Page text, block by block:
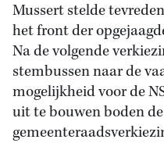
Mussert stelde
het front der
Na de volgende
stembussen naar de
mogelijkheid voor de
uit te bouwen boden de